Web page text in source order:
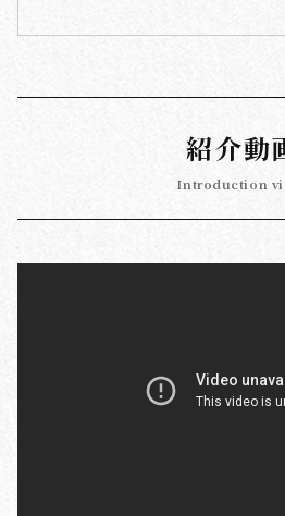
紹介動
Introduction